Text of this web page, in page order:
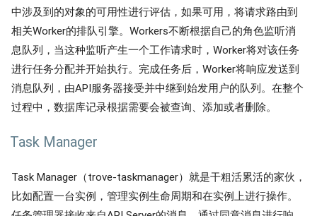
中涉及到的对象的可用性进行评估，如果可用，将请求路由到
相关Worker的排队引擎。Workers不断根据自己的角色监听消
息队列，当这种监听产生一个工作请求时，Worker将对该任务
进行任务分配并开始执行。完成任务后，Worker将响应发送到
消息队列，由API服务器接受并中继到始发用户的队列。在整个
过程中，数据库记录根据需要会被查询、添加或者删除。
Task Manager
Task Manager（trove-taskmanager）就是干粗活累活的家伙，
比如配置一台实例，管理实例生命周期和在实例上进行操作。